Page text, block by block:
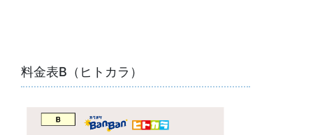
料金表B（ヒトカラ）